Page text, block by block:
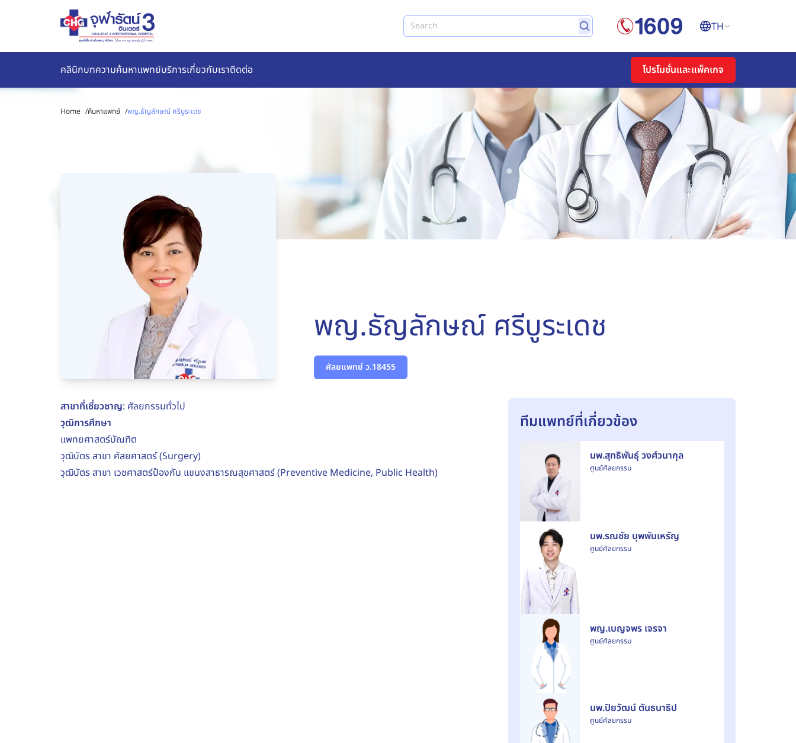
Search TH
คลินิกบทความค้นหาแพทย์บริการเกี่ยวกับเราติดต่อ โปรโมชั่นและแพ็คเกจ
Home /ค้นหาแพทย์ /พญ.ธัญลักษณ์ ศรีบูระเดช
พญ.ธัญลักษณ์ ศรีบูระเดช
ศัลยแพทย์ ว.18455
สาขาที่เชี่ยวชาญ: ศัลยกรรมทั่วไป
วุฒิการศึกษา
แพทยศาสตร์บัณฑิต
วุฒิบัตร สาขา ศัลยศาสตร์ (Surgery)
วุฒิบัตร สาขา เวชศาสตร์ป้องกัน แขนงสาธารณสุขศาสตร์ (Preventive Medicine, Public Health)
ทีมแพทย์ที่เกี่ยวข้อง
นพ.สุทธิพันธุ์ วงศ์วนากุล
ศูนย์ศัลยกรรม
นพ.รณชัย บุพพันเหรัญ
ศูนย์ศัลยกรรม
พญ.เบญจพร เจรจา
ศูนย์ศัลยกรรม
นพ.ปิยวัฒน์ ตันธนาธิป
ศูนย์ศัลยกรรม